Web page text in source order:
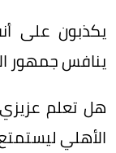
يكذبون على
ينافس جمهور
هل تعلم
الأهلي